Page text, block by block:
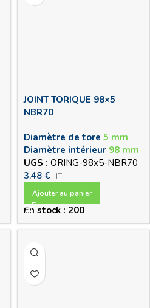
JOINT TORIQUE 98×5
NBR70
Diamètre de tore 5 mm
Diamètre intérieur 98 mm
UGS : ORING-98x5-NBR70
3,48 € HT
Ajouter au panier
En stock : 200